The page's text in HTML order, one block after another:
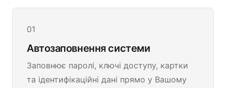
01
Автозаповнення системи
Заповнює паролі, ключі доступу, картки
та ідентифікаційні дані прямо у Вашому